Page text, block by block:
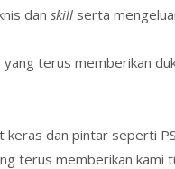
dan skill serta
yang terus memberikan
dan pintar seperti
terus memberikan kami